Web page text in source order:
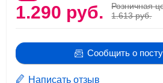
1.290 руб.
Розничная
1.613 руб.
Сообщить о
Написать отзыв